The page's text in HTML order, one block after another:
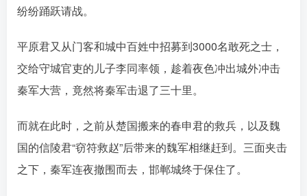
纷纷踊跃请战。󠄹󠅀󠄪󠄢󠄡󠄦󠄞󠄧󠄣󠄞󠄢󠄡󠄦󠄞󠄡󠄩󠅬󠅅󠅃󠄵󠅂󠄪󠅗󠅥󠅕󠅣󠅤󠅬󠅄󠄹󠄽󠄵󠄪󠄢󠄠󠄢󠄦󠄝󠄠󠄨󠄝󠄠󠄨󠄐󠄠󠄨󠄪󠄥󠄤󠄪󠄤󠄣󠅬󠅨󠅙󠅑󠅟󠅗󠅒󠄞󠅓󠅟󠅝󠄐󠇕󠆠󠅿󠇖󠆄󠆩󠇕󠅿󠆈󠇗󠆭󠆁󠄐󠇗󠅹󠅸󠇖󠆍󠅳󠇖󠅹󠅰󠇖󠆌󠅹
平原君又从门客和城中百姓中招募到3000名敢死之士，
交给守城官吏的儿子李同率领，趁着夜色冲出城外冲击
秦军大营，竟然将秦军击退了三十里。󠄹󠅀󠄪󠄢󠄡󠄦󠄞󠄧󠄣󠄞󠄢󠄡󠄦󠄞󠄡󠄩󠅬󠅅󠅃󠄵󠅂󠄪󠅗󠅥󠅕󠅣󠅤󠅬󠅄󠄹󠄽󠄵󠄪󠄢󠄠󠄢󠄦󠄝󠄠󠄨󠄝󠄠󠄨󠄐󠄠󠄨󠄪󠄥󠄤󠄪󠄤󠄣󠅬󠅨󠅙󠅑󠅟󠅗󠅒󠄞󠅓󠅟󠅝󠄐󠇕󠆠󠅿󠇖󠆄󠆩󠇕󠅿󠆈󠇗󠆭󠆁󠄐󠇗󠅹󠅸󠇖󠆍󠅳󠇖󠅹󠅰󠇖󠆌󠅹
而就在此时，之前从楚国搬来的春申君的救兵，以及魏
国的信陵君“窃符救赵”后带来的魏军相继赶到。三面夹击
之下，秦军连夜撤围而去，邯郸城终于保住了󠄹󠅀󠄪󠄢󠄡󠄦󠄞󠄧󠄣󠄞󠄢󠄡󠄦󠄞󠄡󠄩󠅬󠅅󠅃󠄵󠅂󠄪󠅗󠅥󠅕󠅣󠅤󠅬󠅄󠄹󠄽󠄵󠄪󠄢󠄠󠄢󠄦󠄝󠄠󠄨󠄝󠄠󠄨󠄐󠄠󠄨󠄪󠄥󠄤󠄪󠄤󠄣󠅬󠅨󠅙󠅑󠅟󠅗󠅒󠄞󠅓󠅟󠅝󠄐󠇕󠆠󠅿󠇖󠆄󠆩󠇕󠅿󠆈󠇗󠆭󠆁󠄐󠇗󠅹󠅸󠇖󠆍󠅳󠇖󠅹󠅰󠇖󠆌󠅹。